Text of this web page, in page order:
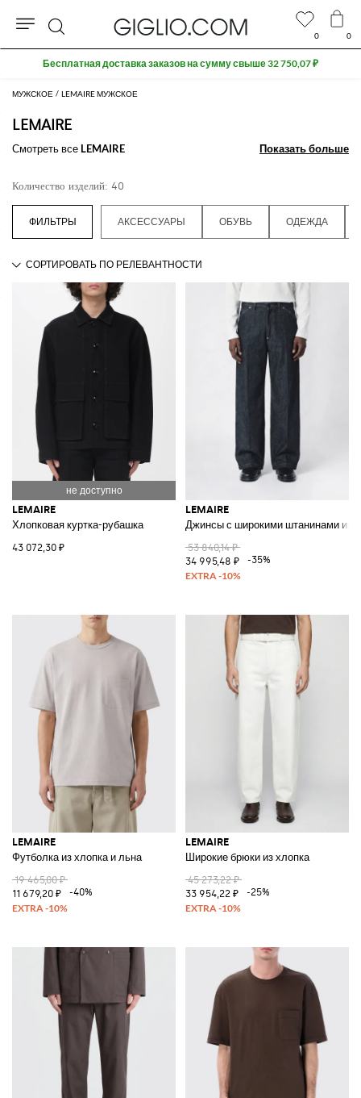
МУЖСКОЕ LEMAIRE МУЖСКОЕ
LEMAIRE
Смотреть все LEMAIRE Показать больше
Показать больше
Количество изделий: 40
АКСЕССУАРЫ ОБУВЬ ОДЕЖДА
LEMAIRE
Хлопковая куртка-рубашка
43 072,30 ₽
LEMAIRE
Джинсы с широкими штанинами из
53 840,14 ₽
34 995,48 ₽
-35%
LEMAIRE
Футболка из хлопка и льна
19 465,00 ₽
11 679,20 ₽
-40%
LEMAIRE
Широкие брюки из хлопка
45 273,22 ₽
33 954,22 ₽
-25%
0 0
Поиск